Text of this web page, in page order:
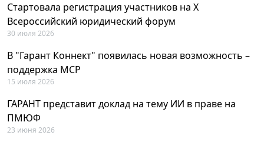
Стартовала регистрация участников на X
Всероссийский юридический форум
30 июля 2026
В "Гарант Коннект" появилась новая возможность –
поддержка MCP
15 июля 2026
ГАРАНТ представит доклад на тему ИИ в праве на
ПМЮФ
23 июня 2026